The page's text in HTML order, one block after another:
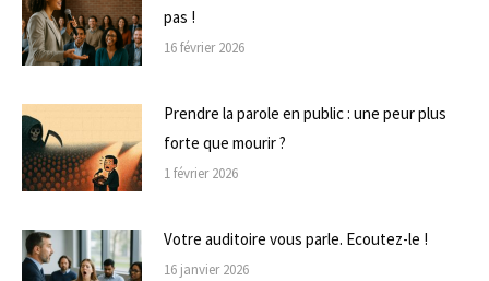
pas !
16 février 2026
Prendre la parole en public : une peur plus
forte que mourir ?
1 février 2026
Votre auditoire vous parle. Ecoutez-le !
16 janvier 2026